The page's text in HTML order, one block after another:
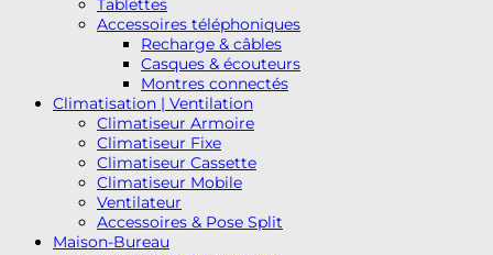
Accessoires téléphoniques
Recharge & câbles
Casques & écouteurs
Montres connectés
Climatisation | Ventilation
Climatiseur Armoire
Climatiseur Fixe
Climatiseur Cassette
Climatiseur Mobile
Ventilateur
Accessoires & Pose Split
Maison-Bureau